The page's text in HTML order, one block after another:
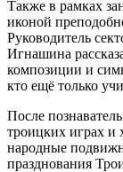
Также в рамках
иконой
Руководитель
Игнашина
композиции и
кто ещё только
После
троицких играх и
народные
празднования